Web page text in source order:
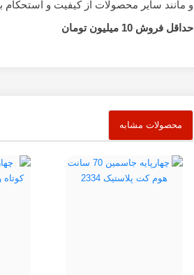
و مانند سایر محصولات از کیفیت و استحکام
حداقل فروش 10 میلیون تومان
محصولات مشابه